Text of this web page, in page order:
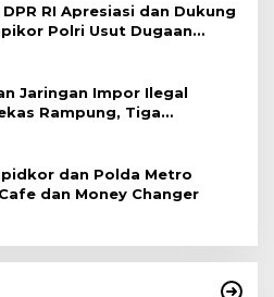
RI Apresiasi dan Dukung
Polri Usut Dugaan
Bara
Jaringan Impor Ilegal
Rampung, Tiga
Sudah P-21 dan Satu Buron
dan Polda Metro
dan Money Changer